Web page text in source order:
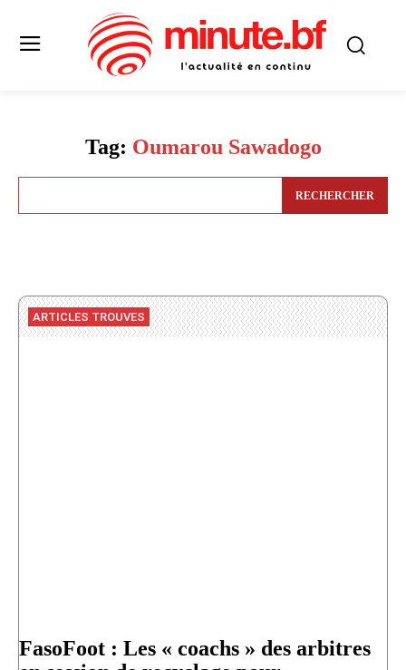
Tag: Oumarou Sawadogo
RECHERCHER
ARTICLES TROUVES
FasoFoot : Les « coachs » des arbitres